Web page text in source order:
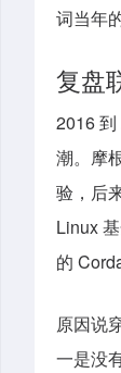
词当年
复盘
2016
潮。摩
验，后
Linux
的
原因说
一是没